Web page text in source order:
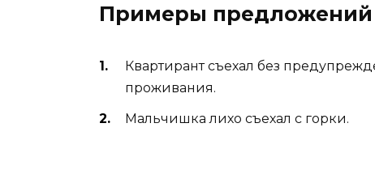
Примеры предложений
Квартирант съехал без
проживания.
Мальчишка лихо съехал с горки.